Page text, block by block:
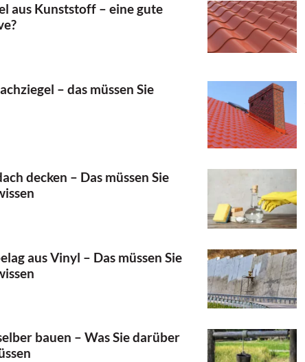
aus Kunststoff – eine gute
– das müssen Sie
decken – Das müssen Sie
aus Vinyl – Das müssen Sie
bauen – Was Sie darüber